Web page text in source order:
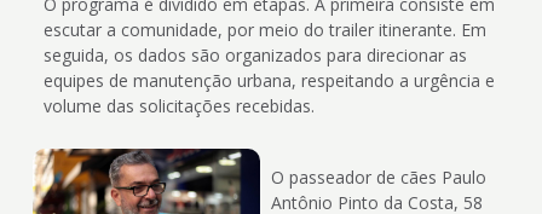
escutar a comunidade, por meio do trailer itinerante. Em
seguida, os dados são organizados para direcionar as
equipes de manutenção urbana, respeitando a urgência e
volume das solicitações recebidas.
O passeador de cães Paulo
Antônio Pinto da Costa, 58